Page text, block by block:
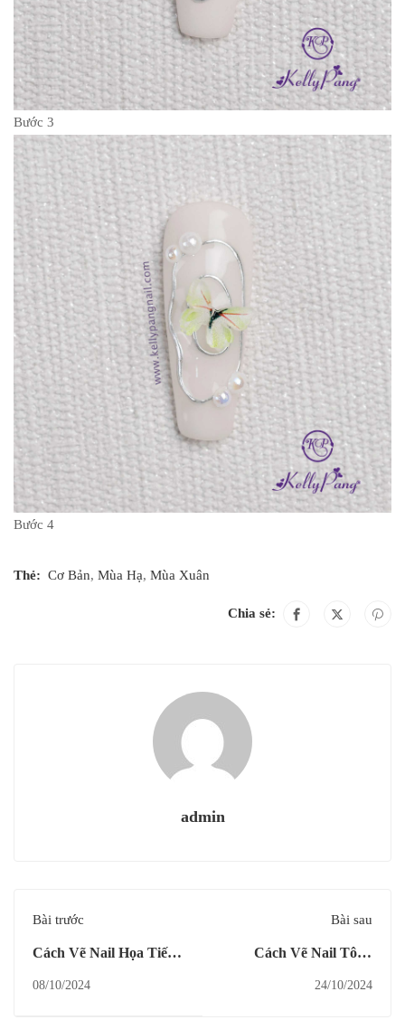
Bước 3
Bước 4
Thẻ: Cơ Bản, Mùa Hạ, Mùa Xuân
Chia sẻ:
admin
Bài trước
Cách Vẽ Nail Họa Tiết
08/10/2024
Bài sau
Cách Vẽ Nail Tông
24/10/2024